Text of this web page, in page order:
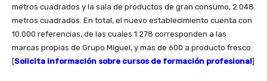
metros cuadrados y la sala de productos de gran consumo, 2.048
metros cuadrados. En total, el nuevo establecimiento cuenta con
10.000 referencias, de las cuales 1.278 corresponden a las
marcas propias de Grupo Miguel, y más de 600 a producto fresco.
[Solicita información sobre cursos de formación profesional]